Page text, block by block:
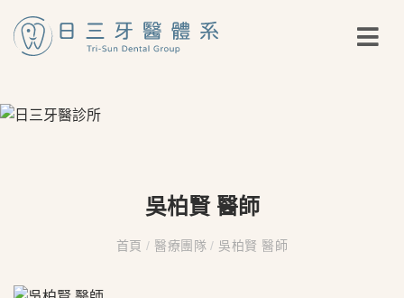
吳柏賢 醫師
首頁/ 醫療團隊/ 吳柏賢 醫師